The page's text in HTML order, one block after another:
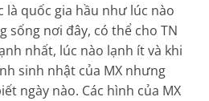
là quốc gia hầu như lúc nào
sống nơi đây, có thể cho TN
nhất, lúc nào lạnh ít và khi
sinh nhật của MX nhưng
ngày nào. Các hình của MX